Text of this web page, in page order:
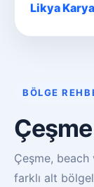
Likya
BÖLGE
Çeşme,
farklı alt